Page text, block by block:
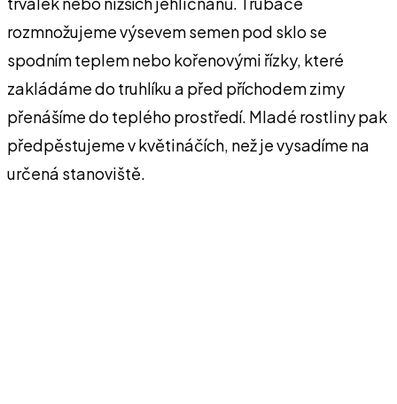
rozmnožujeme výsevem semen pod sklo se
spodním teplem nebo kořenovými řízky, které
zakládáme do truhlíku a před příchodem zimy
přenášíme do teplého prostředí. Mladé rostliny pak
předpěstujeme v květináčích, než je vysadíme na
určená stanoviště.